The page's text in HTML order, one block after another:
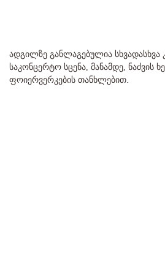
ადგილზე განლაგებულია სხვადასხვა
საკონცერტო სცენა, მანამდე, ნაძვის
ფოიერვერკების თანხლებით.